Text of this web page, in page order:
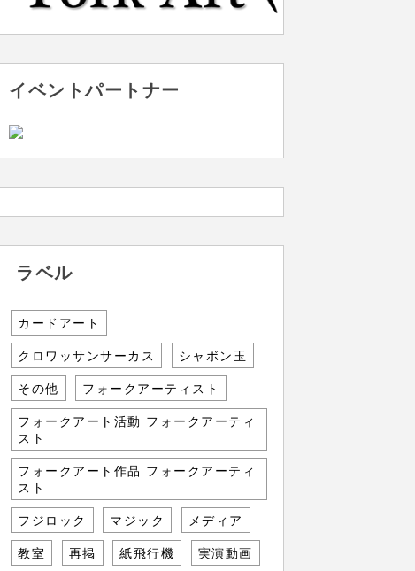
イベントパートナー
ラベル
カードアート
クロワッサンサーカス シャボン玉
その他 フォークアーティスト
フォークアート活動 フォークアーティ
スト
フォークアート作品 フォークアーティ
スト
フジロック マジック メディア
教室 再掲 紙飛行機 実演動画